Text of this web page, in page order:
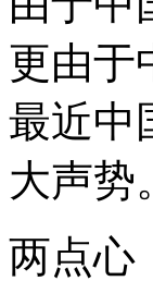
更由于
最近中
大声势
两点心